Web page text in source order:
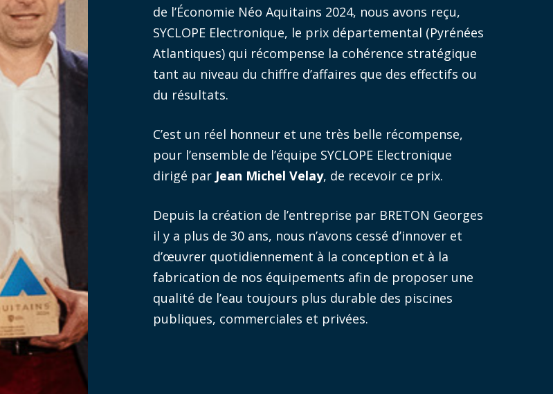
de l’Économie Néo Aquitains 2024, nous avons reçu,
SYCLOPE Electronique, le prix départemental (Pyrénées
Atlantiques) qui récompense la cohérence stratégique
tant au niveau du chiffre d’affaires que des effectifs ou
du résultats.
C’est un réel honneur et une très belle récompense,
pour l’ensemble de l’équipe SYCLOPE Electronique
dirigé par Jean Michel Velay, de recevoir ce prix.
Depuis la création de l’entreprise par BRETON Georges
il y a plus de 30 ans, nous n’avons cessé d’innover et
d’œuvrer quotidiennement à la conception et à la
fabrication de nos équipements afin de proposer une
qualité de l’eau toujours plus durable des piscines
publiques, commerciales et privées.